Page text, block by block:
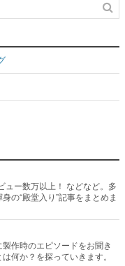
の“殿堂入り”記事をまとめま
作時のエピソードをお聞き
何か？を探っていきます。
本』は、〈試験問題〉の形